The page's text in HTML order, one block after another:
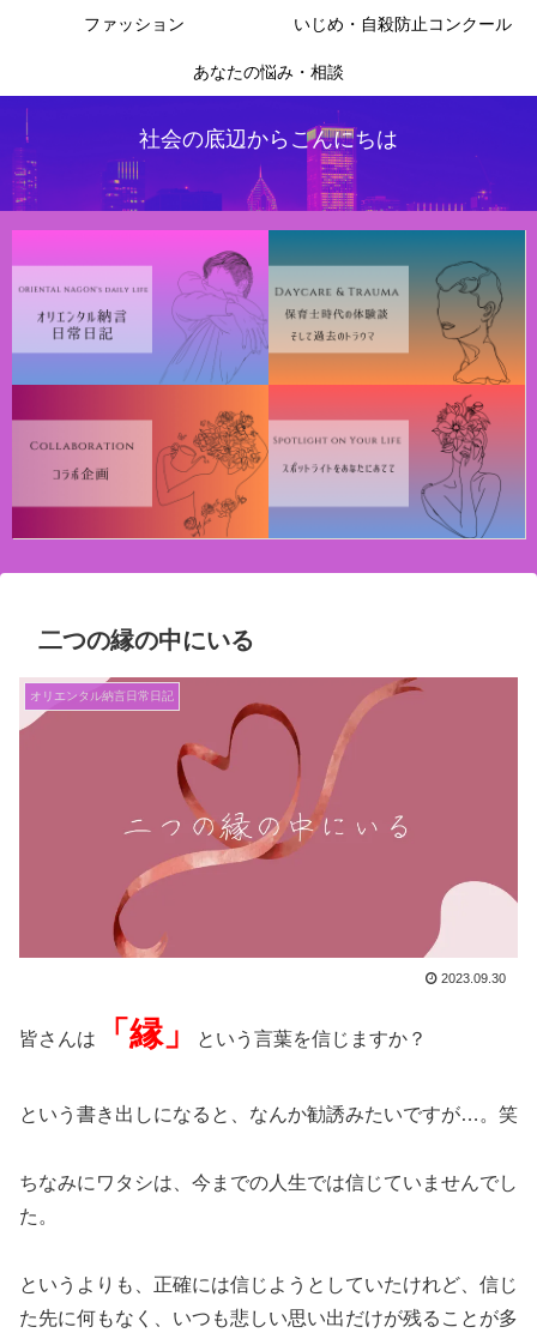
社会の底辺からこんにちは
ファッション いじめ・自殺防止コンクール
あなたの悩み・相談
二つの縁の中にいる
オリエンタル納言日常日記
2023.09.30
皆さんは 「縁」 という言葉を信じますか？
という書き出しになると、なんか勧誘みたいですが…。笑
ちなみにワタシは、今までの人生では信じていませんでし
た。
というよりも、正確には信じようとしていたけれど、信じ
た先に何もなく、いつも悲しい思い出だけが残ることが多